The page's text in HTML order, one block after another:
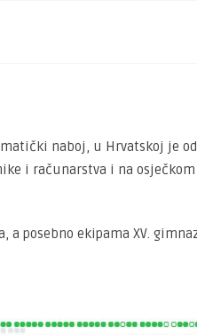
naboj, u Hrvatskoj je
i računarstva i na
posebno ekipama XV.